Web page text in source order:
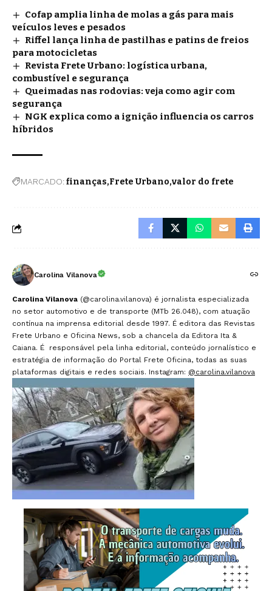
Cofap amplia linha de molas a gás para mais
veículos leves e pesados
Riffel lança linha de pastilhas e patins de freios
para motocicletas
Revista Frete Urbano: logística urbana,
combustível e segurança
Queimadas nas rodovias: veja como agir com
segurança
NGK explica como a ignição influencia os carros
híbridos
MARCADO:finanças Frete Urbano valor do frete
Carolina Vilanova
Carolina Vilanova (@carolina.vilanova) é jornalista especializada
no setor automotivo e de transporte (MTb 26.048), com atuação
contínua na imprensa editorial desde 1997. É editora das Revistas
Frete Urbano e Oficina News, sob a chancela da Editora Ita &
Caiana. É responsável pela linha editorial, conteúdo jornalístico e
estratégia de informação do Portal Frete Oficina, todas as suas
plataformas digitais e redes sociais. Instagram: @carolina.vilanova